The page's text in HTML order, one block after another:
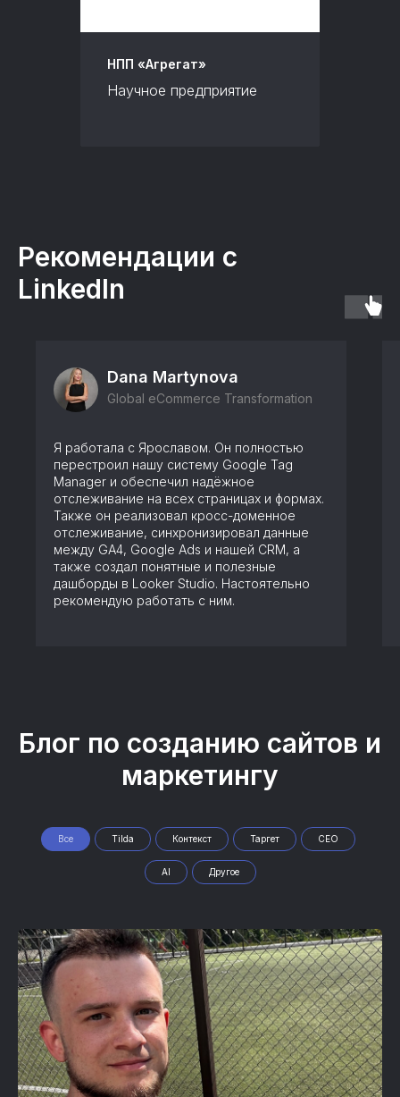
НПП «Агрегат»
Научное предприятие
Рекомендации с
LinkedIn
Dana Martynova
Global eCommerce Transformation
Я работала с Ярославом. Он полностью
перестроил нашу систему Google Tag
Manager и обеспечил надёжное
отслеживание на всех страницах и формах.
Также он реализовал кросс-доменное
отслеживание, синхронизировал данные
между GA4, Google Ads и нашей CRM, а
также создал понятные и полезные
дашборды в Looker Studio. Настоятельно
рекомендую работать с ним.
Блог по созданию сайтов и
маркетингу
Все Tilda Контекст Таргет СЕО
AI Другое